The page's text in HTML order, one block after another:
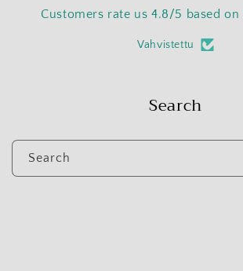
Customers rate us 4.8/5 based on
Vahvistettu
Search
Search